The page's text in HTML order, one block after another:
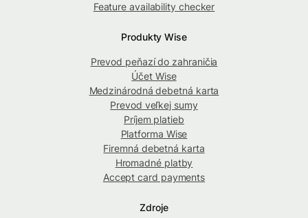
Feature availability checker
Produkty Wise
Prevod peňazí do zahraničia
Účet Wise
Medzinárodná debetná karta
Prevod veľkej sumy
Príjem platieb
Platforma Wise
Firemná debetná karta
Hromadné platby
Accept card payments
Zdroje